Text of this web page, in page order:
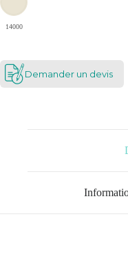
14000
Demander un devis